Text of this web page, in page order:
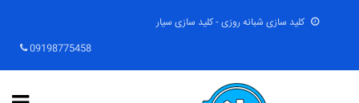
کلید سازی شبانه روزی - کلید سازی سیار
09198775458